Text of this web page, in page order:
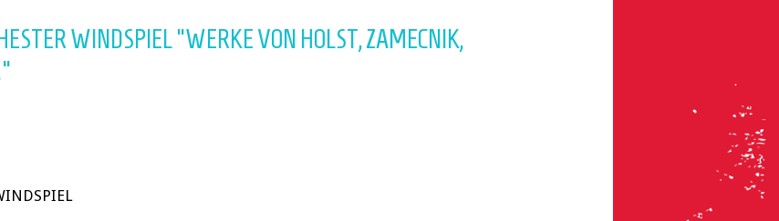
WINDSPIEL "WERKE VON HOLST, ZAMECNIK,